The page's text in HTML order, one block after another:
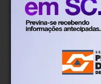
escolares
15°